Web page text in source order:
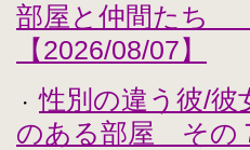
部屋と仲間たち
【2026/08/07】
・
性別の違う彼/彼
のある部屋 そ